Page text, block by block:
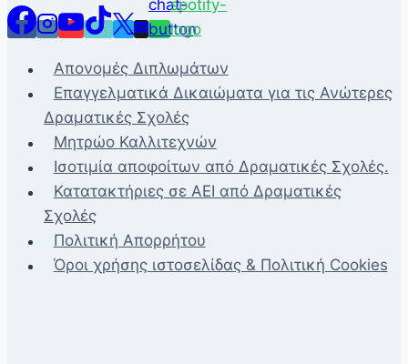
Απονομές Διπλωμάτων
Επαγγελματικά Δικαιώματα για τις Ανώτερες
Δραματικές Σχολές
Μητρώο Καλλιτεχνών
Ισοτιμία αποφοίτων από Δραματικές Σχολές.
Κατατακτήριες σε ΑΕΙ από Δραματικές
Σχολές
Πολιτική Απορρήτου
Όροι χρήσης ιστοσελίδας & Πολιτική Cookies